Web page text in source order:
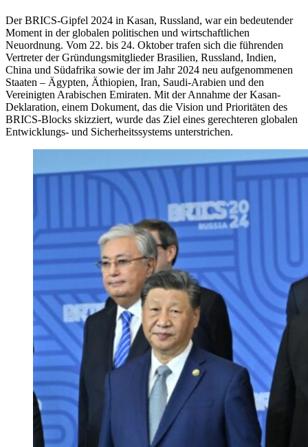
Der BRICS-Gipfel 2024 in Kasan, Russland, war ein bedeutender
Moment in der globalen politischen und wirtschaftlichen
Neuordnung. Vom 22. bis 24. Oktober trafen sich die führenden
Vertreter der Gründungsmitglieder Brasilien, Russland, Indien,
China und Südafrika sowie der im Jahr 2024 neu aufgenommenen
Staaten – Ägypten, Äthiopien, Iran, Saudi-Arabien und den
Vereinigten Arabischen Emiraten. Mit der Annahme der Kasan-
Deklaration, einem Dokument, das die Vision und Prioritäten des
BRICS-Blocks skizziert, wurde das Ziel eines gerechteren globalen
Entwicklungs- und Sicherheitssystems unterstrichen.